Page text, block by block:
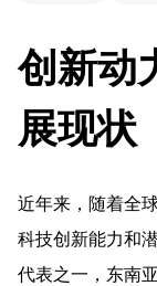
创新动
展现状
近年来，随着全
科技创新能力和
代表之一，东南